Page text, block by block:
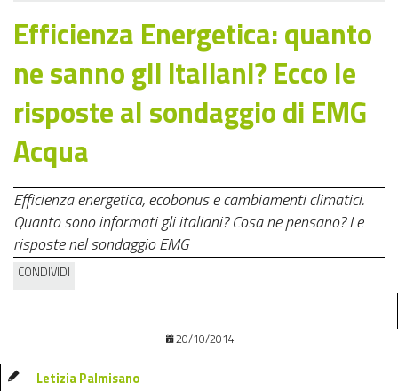
Efficienza Energetica: quanto
ne sanno gli italiani? Ecco le
risposte al sondaggio di EMG
Acqua
Efficienza energetica, ecobonus e cambiamenti climatici.
Quanto sono informati gli italiani? Cosa ne pensano? Le
risposte nel sondaggio EMG
CONDIVIDI
20/10/2014
Letizia Palmisano